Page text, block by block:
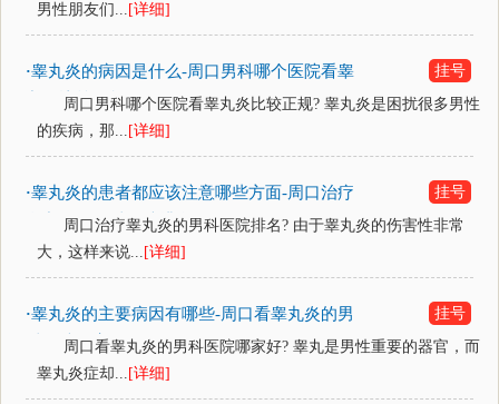
男性朋友们... [详细]
·睾丸炎的病因是什么-周口男科哪个医院看睾
丸炎比较正规？
挂号
周口男科哪个医院看睾丸炎比较正规? 睾丸炎是困扰很多男性
的疾病，那... [详细]
·睾丸炎的患者都应该注意哪些方面-周口治疗
睾丸炎的男科医院排名？
挂号
周口治疗睾丸炎的男科医院排名? 由于睾丸炎的伤害性非常
大，这样来说... [详细]
·睾丸炎的主要病因有哪些-周口看睾丸炎的男
科医院哪家好？
挂号
周口看睾丸炎的男科医院哪家好? 睾丸是男性重要的器官，而
睾丸炎症却... [详细]